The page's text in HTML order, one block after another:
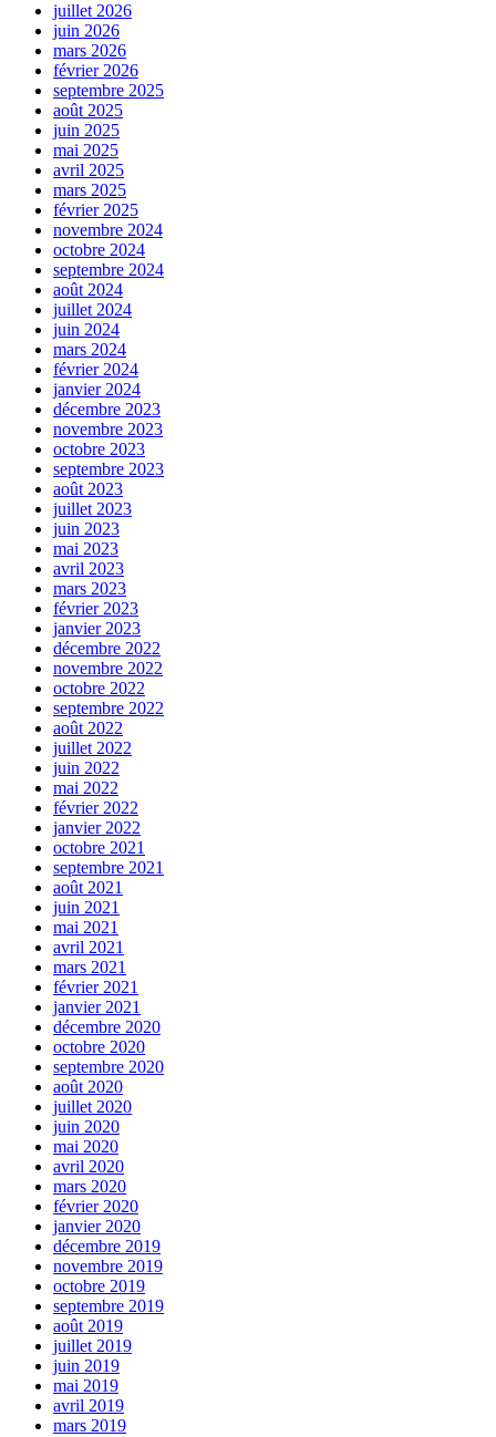
juillet 2026
juin 2026
mars 2026
février 2026
septembre 2025
août 2025
juin 2025
mai 2025
avril 2025
mars 2025
février 2025
novembre 2024
octobre 2024
septembre 2024
août 2024
juillet 2024
juin 2024
mars 2024
février 2024
janvier 2024
décembre 2023
novembre 2023
octobre 2023
septembre 2023
août 2023
juillet 2023
juin 2023
mai 2023
avril 2023
mars 2023
février 2023
janvier 2023
décembre 2022
novembre 2022
octobre 2022
septembre 2022
août 2022
juillet 2022
juin 2022
mai 2022
février 2022
janvier 2022
octobre 2021
septembre 2021
août 2021
juin 2021
mai 2021
avril 2021
mars 2021
février 2021
janvier 2021
décembre 2020
octobre 2020
septembre 2020
août 2020
juillet 2020
juin 2020
mai 2020
avril 2020
mars 2020
février 2020
janvier 2020
décembre 2019
novembre 2019
octobre 2019
septembre 2019
août 2019
juillet 2019
juin 2019
mai 2019
avril 2019
mars 2019